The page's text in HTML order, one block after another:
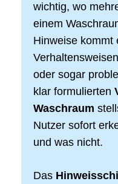
wichtig, wo
einem
Hinweise kommt
oder sogar
klar formulierten
Waschraum
Nutzer sofort
und was nicht.
Das